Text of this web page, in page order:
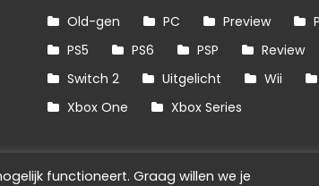
Old-gen
PC Preview
PS5
PS6 PSP Review
Switch 2
Uitgelicht Wii
Xbox One
Xbox Series
functioneert. Graag willen we je